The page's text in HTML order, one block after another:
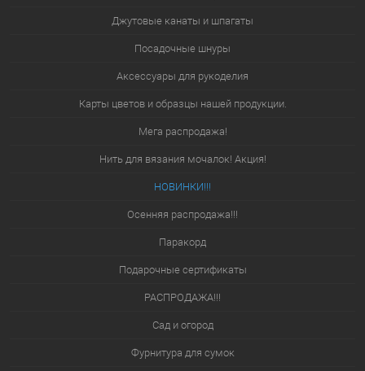
Джутовые канаты и шпагаты
Посадочные шнуры
Аксессуары для рукоделия
Карты цветов и образцы нашей продукции.
Мега распродажа!
Нить для вязания мочалок! Акция!
НОВИНКИ!!!
Осенняя распродажа!!!
Паракорд
Подарочные сертификаты
РАСПРОДАЖА!!!
Сад и огород
Фурнитура для сумок